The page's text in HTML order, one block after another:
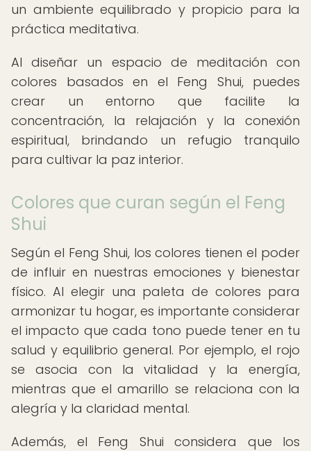
un ambiente equilibrado y propicio para la
práctica meditativa.
Al diseñar un espacio de meditación con
colores basados en el Feng Shui, puedes
crear un entorno que facilite la
concentración, la relajación y la conexión
espiritual, brindando un refugio tranquilo
para cultivar la paz interior.
Colores que curan según el Feng
Shui
Según el Feng Shui, los colores tienen el poder
de influir en nuestras emociones y bienestar
físico. Al elegir una paleta de colores para
armonizar tu hogar, es importante considerar
el impacto que cada tono puede tener en tu
salud y equilibrio general. Por ejemplo, el rojo
se asocia con la vitalidad y la energía,
mientras que el amarillo se relaciona con la
alegría y la claridad mental.
Además, el Feng Shui considera que los